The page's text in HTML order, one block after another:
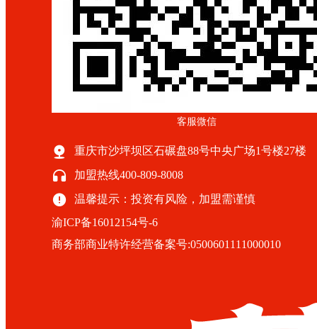
客服微信
重庆市沙坪坝区石碾盘88号中央广场1号楼27楼
加盟热线400-809-8008
温馨提示：投资有风险，加盟需谨慎
渝ICP备16012154号-6
商务部商业特许经营备案号:0500601111000010